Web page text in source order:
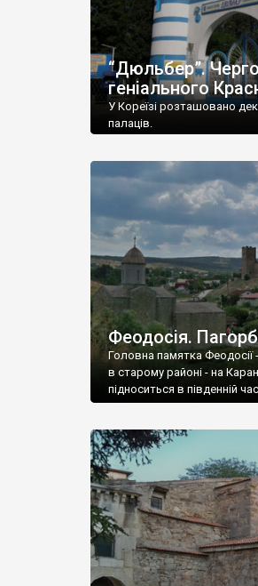
“Дюльбер”.
геніального
У Кореїзі розташовано
палаців.
Феодосія.
Головна памятка Феодосії
в старому районі - на
підноситься в південній